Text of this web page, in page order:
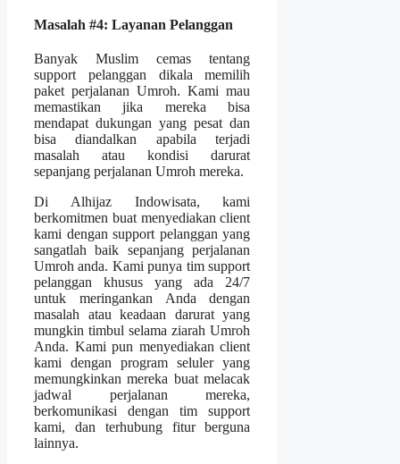
Masalah #4: Layanan Pelanggan
Banyak Muslim cemas tentang
support pelanggan dikala memilih
paket perjalanan Umroh. Kami mau
memastikan jika mereka bisa
mendapat dukungan yang pesat dan
bisa diandalkan apabila terjadi
masalah atau kondisi darurat
sepanjang perjalanan Umroh mereka.
Di Alhijaz Indowisata, kami
berkomitmen buat menyediakan client
kami dengan support pelanggan yang
sangatlah baik sepanjang perjalanan
Umroh anda. Kami punya tim support
pelanggan khusus yang ada 24/7
untuk meringankan Anda dengan
masalah atau keadaan darurat yang
mungkin timbul selama ziarah Umroh
Anda. Kami pun menyediakan client
kami dengan program seluler yang
memungkinkan mereka buat melacak
jadwal perjalanan mereka,
berkomunikasi dengan tim support
kami, dan terhubung fitur berguna
lainnya.